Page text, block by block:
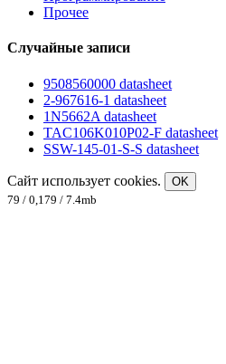
Прочее
Случайные записи
9508560000 datasheet
2-967616-1 datasheet
1N5662A datasheet
TAC106K010P02-F datasheet
SSW-145-01-S-S datasheet
Сайт использует cookies.
OK
79 / 0,179 / 7.4mb